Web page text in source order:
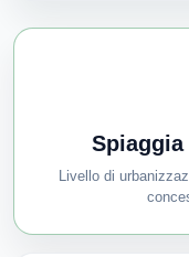
Livello di